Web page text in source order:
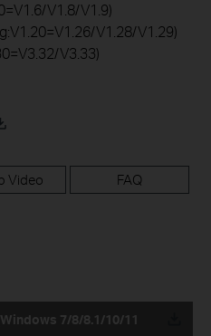
V1.8/V1.9)
V1.28/V1.29)
V3.33)
Video FAQ
7/8/8.1/10/11